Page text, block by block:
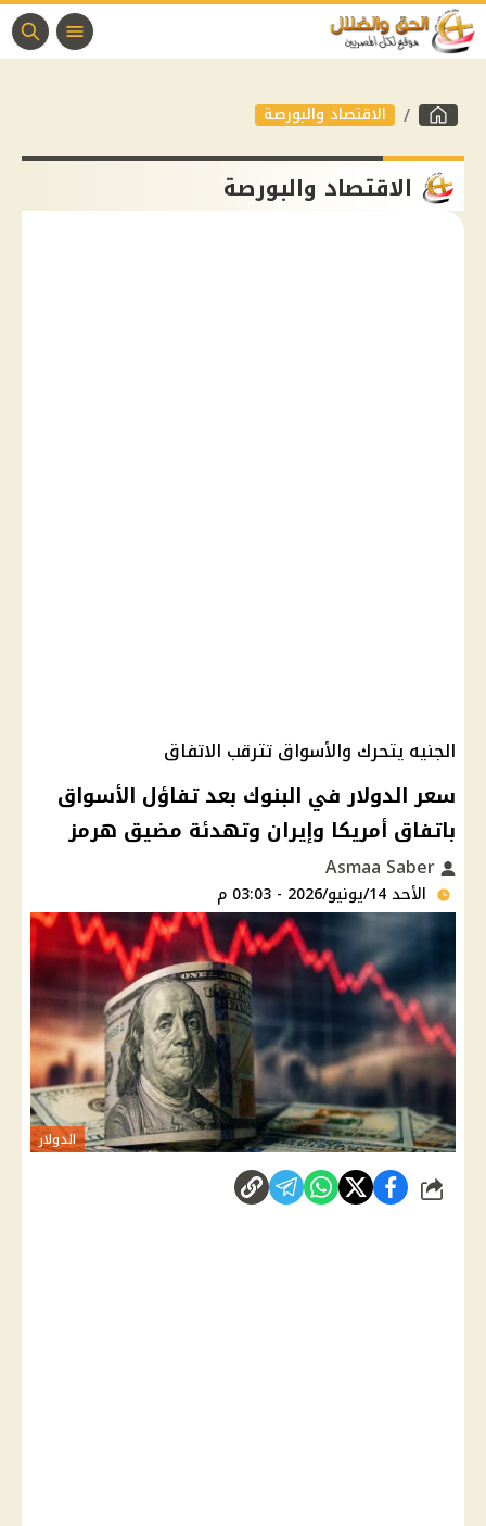
الاقتصاد والبورصة
الاقتصاد والبورصة
الجنيه يتحرك والأسواق تترقب الاتفاق
سعر الدولار في البنوك بعد تفاؤل الأسواق
باتفاق أمريكا وإيران وتهدئة مضيق هرمز
الأحد 14/يونيو/2026 - 03:03 م
الدولار
شارك